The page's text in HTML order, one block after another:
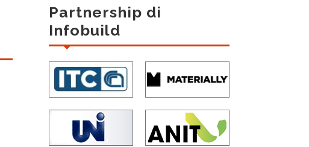
Partnership di
Infobuild